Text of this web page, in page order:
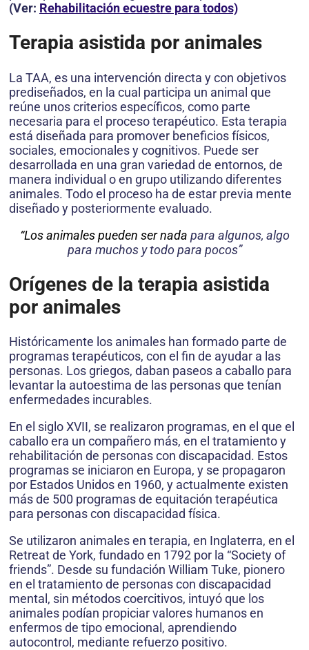
(Ver: Rehabilitación ecuestre para todos)
Terapia asistida por animales
La TAA, es una intervención directa y con objetivos
prediseñados, en la cual participa un animal que
reúne unos criterios específicos, como parte
necesaria para el proceso terapéutico. Esta terapia
está diseñada para promover beneficios físicos,
sociales, emocionales y cognitivos. Puede ser
desarrollada en una gran variedad de entornos, de
manera individual o en grupo utilizando diferentes
animales. Todo el proceso ha de estar previa mente
diseñado y posteriormente evaluado.
“Los animales pueden ser nada para algunos, algo
para muchos y todo para pocos”
Orígenes de la terapia asistida
por animales
Históricamente los animales han formado parte de
programas terapéuticos, con el fin de ayudar a las
personas. Los griegos, daban paseos a caballo para
levantar la autoestima de las personas que tenían
enfermedades incurables.
En el siglo XVII, se realizaron programas, en el que el
caballo era un compañero más, en el tratamiento y
rehabilitación de personas con discapacidad. Estos
programas se iniciaron en Europa, y se propagaron
por Estados Unidos en 1960, y actualmente existen
más de 500 programas de equitación terapéutica
para personas con discapacidad física.
Se utilizaron animales en terapia, en Inglaterra, en el
Retreat de York, fundado en 1792 por la “Society of
friends”. Desde su fundación William Tuke, pionero
en el tratamiento de personas con discapacidad
mental, sin métodos coercitivos, intuyó que los
animales podían propiciar valores humanos en
enfermos de tipo emocional, aprendiendo
autocontrol, mediante refuerzo positivo.